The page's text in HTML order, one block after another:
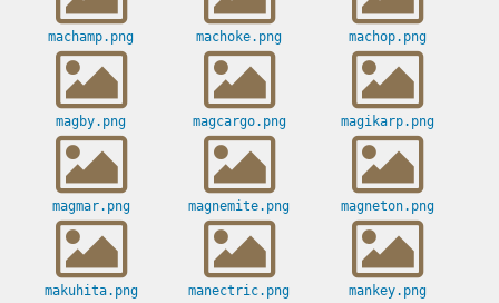
machamp.png machoke.png machop.png
magby.png magcargo.png magikarp.png
magmar.png magnemite.png magneton.png
makuhita.png manectric.png mankey.png